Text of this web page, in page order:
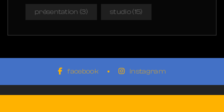
présentation (3) studio(15)
facebook instagram